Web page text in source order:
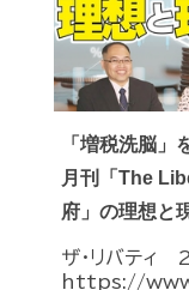
「増税洗脳」
月刊「The
府」の理想と
ザ・リバテ
https://